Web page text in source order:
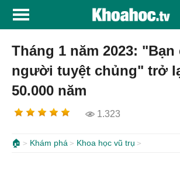
Tháng 1 năm 2023: "Bạn
người tuyệt chủng" trở
50.000 năm
1.323
🏠 Khám phá Khoa học vũ trụ